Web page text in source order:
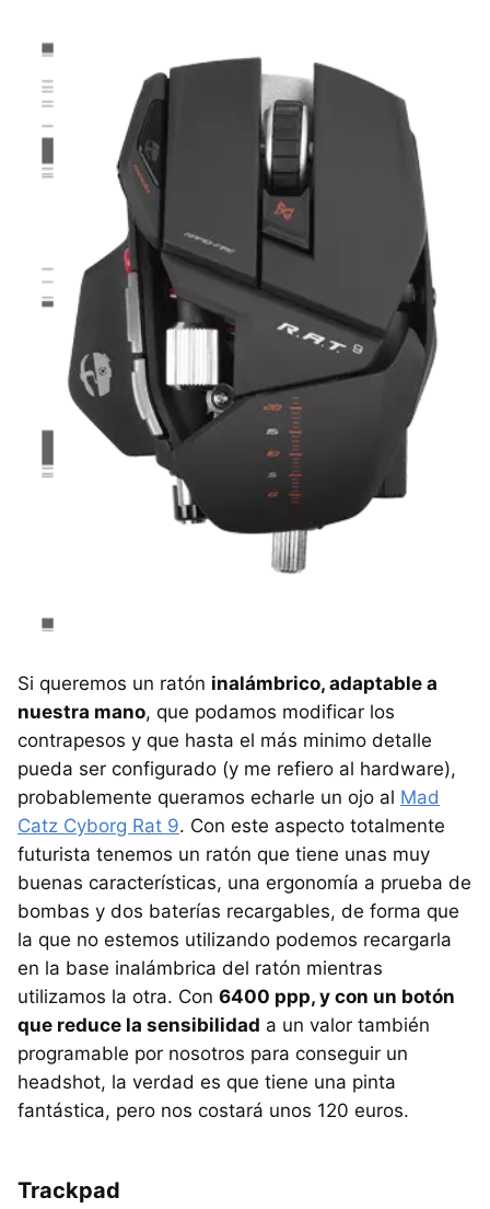
Si queremos un ratón inalámbrico, adaptable a
nuestra mano, que podamos modificar los
contrapesos y que hasta el más minimo detalle
pueda ser configurado (y me refiero al hardware),
probablemente queramos echarle un ojo al Mad
Catz Cyborg Rat 9. Con este aspecto totalmente
futurista tenemos un ratón que tiene unas muy
buenas características, una ergonomía a prueba de
bombas y dos baterías recargables, de forma que
la que no estemos utilizando podemos recargarla
en la base inalámbrica del ratón mientras
utilizamos la otra. Con 6400 ppp, y con un botón
que reduce la sensibilidad a un valor también
programable por nosotros para conseguir un
headshot, la verdad es que tiene una pinta
fantástica, pero nos costará unos 120 euros.
Trackpad